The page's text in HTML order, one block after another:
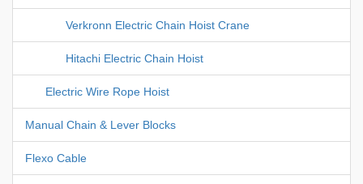
Verkronn Electric Chain Hoist Crane
Hitachi Electric Chain Hoist
Electric Wire Rope Hoist
Manual Chain & Lever Blocks
Flexo Cable